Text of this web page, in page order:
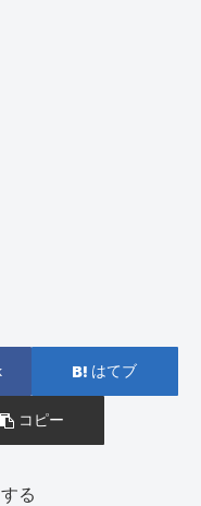
はてブ
コピー
る